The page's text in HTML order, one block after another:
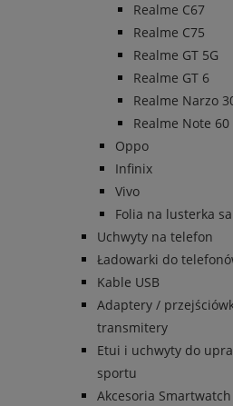
Realme C67
Realme C75
Realme GT 5G
Realme GT 6
Realme Narzo
Realme Note 60
Oppo
Infinix
Vivo
Folia na lusterka
Uchwyty na telefon
Ładowarki do
Kable USB
Adaptery /
transmitery
Etui i uchwyty do
sportu
Akcesoria Smartwatch